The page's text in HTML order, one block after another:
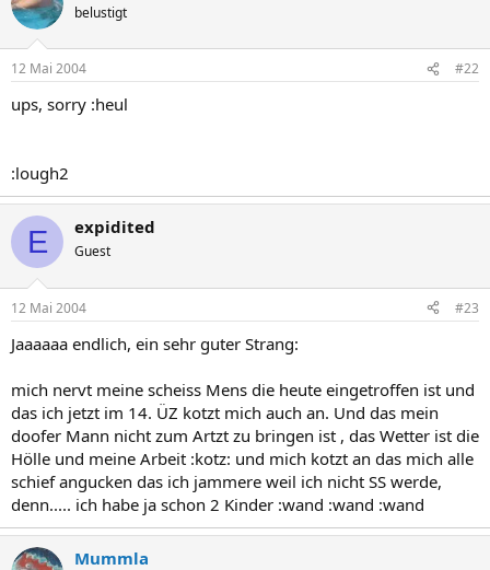
belustigt
12 Mai 2004 #22
ups, sorry :heul
:lough2
E expidited
Guest
12 Mai 2004 #23
Jaaaaaa endlich, ein sehr guter Strang:
mich nervt meine scheiss Mens die heute eingetroffen ist und
das ich jetzt im 14. ÜZ kotzt mich auch an. Und das mein
doofer Mann nicht zum Artzt zu bringen ist , das Wetter ist die
Hölle und meine Arbeit :kotz: und mich kotzt an das mich alle
schief angucken das ich jammere weil ich nicht SS werde,
denn..... ich habe ja schon 2 Kinder :wand :wand :wand
Mummla